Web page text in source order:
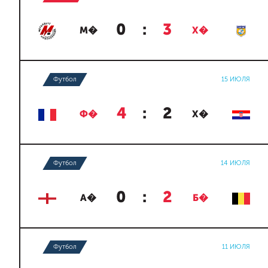
М� 0 : 3 Х�
Футбол 15 ИЮЛЯ
Ф� 4 : 2 Х�
Футбол 14 ИЮЛЯ
А� 0 : 2 Б�
Футбол 11 ИЮЛЯ